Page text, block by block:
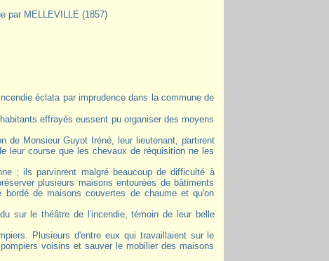
par MELLEVILLE (1857)
effrayés eussent pu organiser des moyens
de Monsieur Guyot Iréné, leur lieutenant, partirent
leur course que les chevaux de réquisition ne les
; ils parvinrent malgré beaucoup de difficulté à
plusieurs maisons entourées de bâtiments
de maisons couvertes de chaume et qu'on
sur le théâtre de l'incendie, témoin de leur belle
Plusieurs d'entre eux qui travaillaient sur le
voisins et sauver le mobilier des maisons